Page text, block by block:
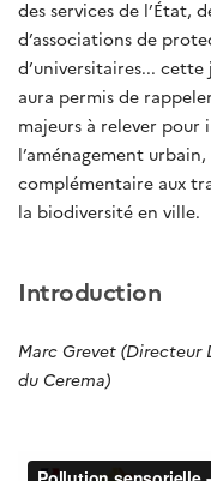
des services de l’État,
d’associations de
d’universitaires...
aura permis de
majeurs à relever pour
l’aménagement
complémentaire aux
la biodiversité en ville.
Introduction
Marc Grevet
du Cerema)